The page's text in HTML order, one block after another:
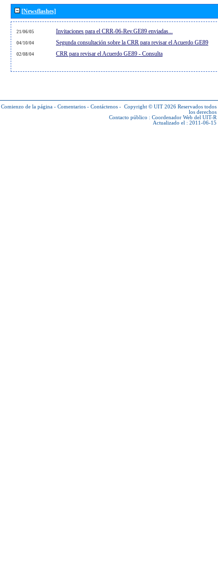
[Newsflashes]
21/06/05 Invitaciones para el CRR-06-Rev.GE89 enviadas...
04/10/04 Segunda consultación sobre la CRR para revisar el Acuerdo GE89
02/08/04 CRR para revisar el Acuerdo GE89 - Consulta
Comienzo de la página - Comentarios - Contáctenos - Copyright © UIT 2026 Reservados todos
los derechos
Contacto público : Coordenador Web del UIT-R
Actualizado el : 2011-06-15